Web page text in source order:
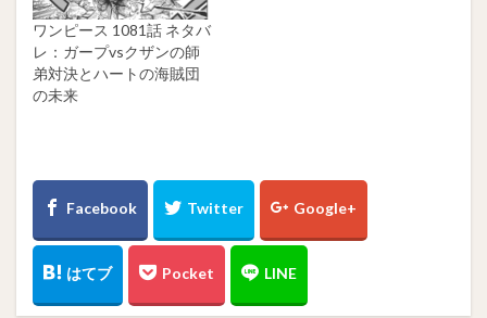
ワンピース 1081話 ネタバ
レ：ガープvsクザンの師
弟対決とハートの海賊団
の未来